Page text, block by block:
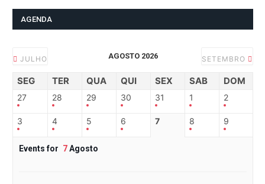
AGENDA
JULHO AGOSTO 2026 SETEMBRO
SEG TER QUA QUI SEX SAB DOM
27 28 29 30 31 1 2
3 4 5 6 7 8 9
Events for 7Agosto